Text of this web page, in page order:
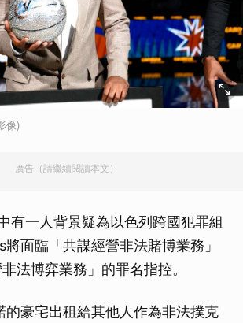
像)
廣告（請繼續閱讀本文）
有一人背景疑為以色列跨國犯罪組
面臨「共謀經營非法賭博業務」
法博弈業務」的罪名指控。
的豪宅出租給其他人作為非法撲克